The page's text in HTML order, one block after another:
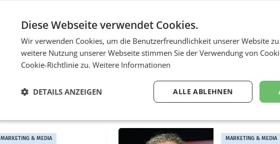
MARKETING & MEDIA MARKETING & MEDIA
Diese Webseite verwendet Cookies.
Wir verwenden Cookies, um die Benutzerfreundlichkeit unserer Website
weitere Nutzung unserer Webseite stimmen Sie der Verwendung von
Cookie-Richtlinie zu. Weitere Informationen
ALLE ABLEHNEN
DETAILS ANZEIGEN